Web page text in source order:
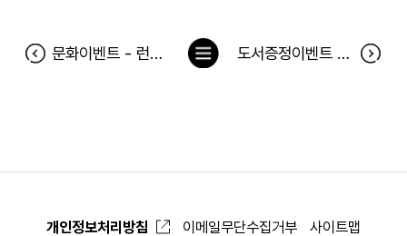
문화이벤트 - 런닝맨<마지막 승자> 공연 당첨자 도서증정이벤트 <비커군과 방과후 과학실> 당첨자
목
개인정보처리방침 이메일무단수집거부 사이트맵